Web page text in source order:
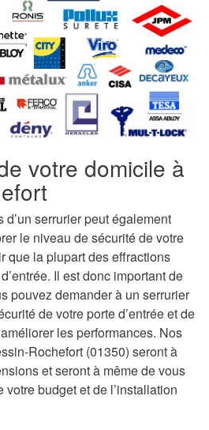
votre domicile à
serrurier peut également
le niveau de sécurité de votre
que la plupart des effractions
Il est donc important de
pouvez demander à un serrurier
de votre porte d’entrée et de
les performances. Nos
Rochefort (01350) seront à
et seront à même de vous
budget et de l’installation